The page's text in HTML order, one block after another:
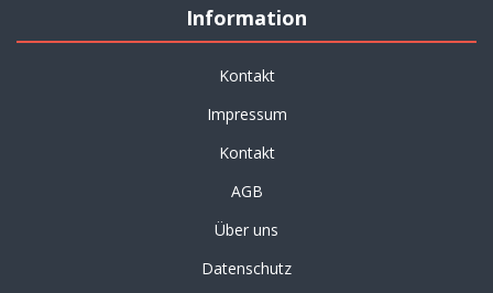
Information
Kontakt
Impressum
Kontakt
AGB
Über uns
Datenschutz